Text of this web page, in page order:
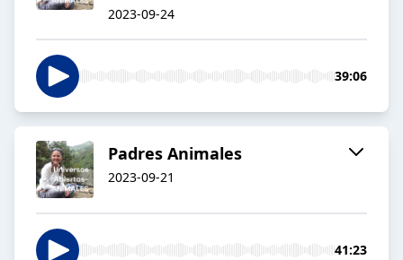
2023-09-24
39:06
Padres Animales
2023-09-21
41:23